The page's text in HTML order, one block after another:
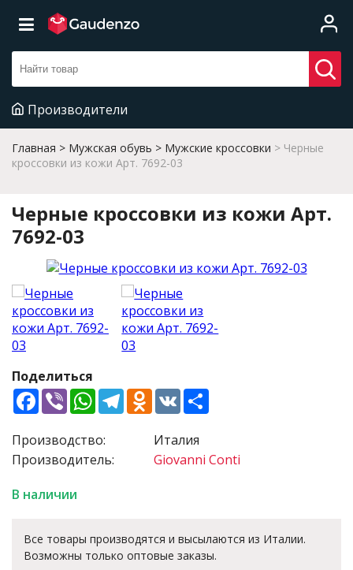
Производители
Главная Мужская обувь Мужские кроссовки
Черные
кроссовки из кожи Арт. 7692-03
Черные кроссовки из кожи Арт.
7692-03
Поделиться
Facebook
ViberWhatsApp
TelegramOdnoklassniki
VK
Производство:
Производитель:
Италия
Giovanni Conti
В наличии
Все товары производятся и высылаются из Италии.
Возможны только оптовые заказы.